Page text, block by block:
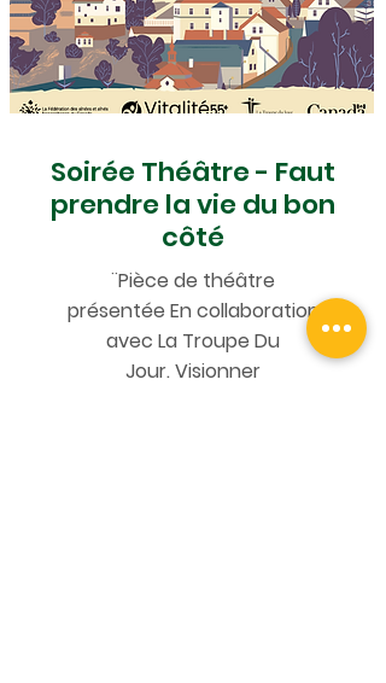
Soirée Théâtre - Faut
prendre la vie du bon
côté
¨Pièce de théâtre
présentée En collaboration
avec La Troupe Du
Jour.Visionner